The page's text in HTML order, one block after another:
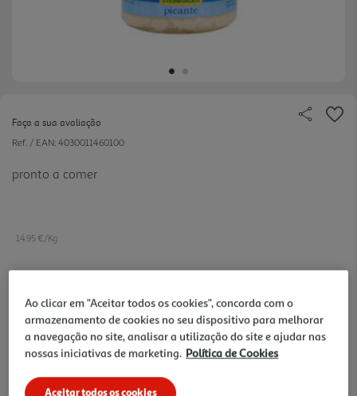
Faça a sua avaliação
Ref. / EAN: 4030011460100
pronto a comer
14.95 €/Kg
2,99 €
Notas de preparação
Ao clicar em "Aceitar todos os cookies", concorda com o
armazenamento de cookies no seu dispositivo para melhorar
a navegação no site, analisar a utilização do site e ajudar nas
nossas iniciativas de marketing. Política de Cookies
Aceitar todos os cookies